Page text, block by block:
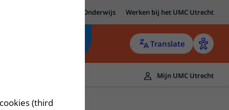
Onderwijs Werken bij het UMC Utrecht
Translate
Mijn UMC Utrecht
(third